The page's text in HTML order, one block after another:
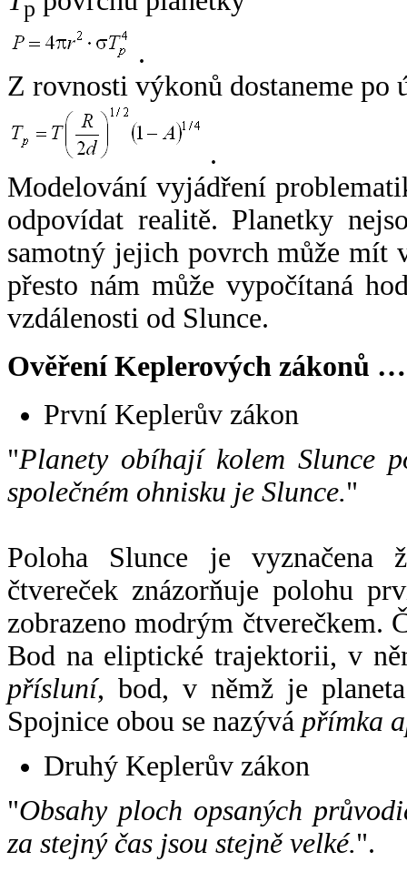
p
.
Z rovnosti výkonů dostaneme po
.
Modelování vyjádření
odpovídat realitě. Planetky
samotný jejich povrch může mít
přesto nám může vypočítaná
vzdálenosti od Slunce.
Ověření Keplerových zákonů …
První Keplerův zákon
"Planety obíhají kolem Slunce
společném ohnisku je Slunce."
Poloha Slunce je vyznačena
čtvereček znázorňuje polohu
zobrazeno modrým čtverečkem.
Bod na eliptické trajektorii, v
přísluní, bod, v němž je
Spojnice obou se nazývá přímka
Druhý Keplerův zákon
"Obsahy ploch opsaných
za stejný čas jsou stejně velké.".